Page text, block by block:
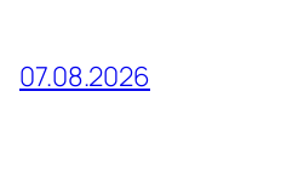
07.08.2026